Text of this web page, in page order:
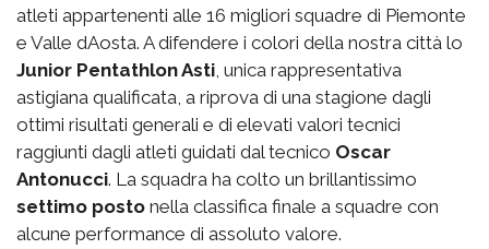
atleti appartenenti alle 16 migliori squadre di Piemonte
e Valle dAosta. A difendere i colori della nostra città lo
Junior Pentathlon Asti , unica rappresentativa
astigiana qualificata, a riprova di una stagione dagli
ottimi risultati generali e di elevati valori tecnici
raggiunti dagli atleti guidati dal tecnico Oscar
Antonucci. La squadra ha colto un brillantissimo
settimo posto nella classifica finale a squadre con
alcune performance di assoluto valore.